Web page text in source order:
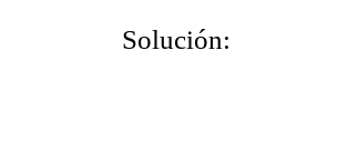
Solución: